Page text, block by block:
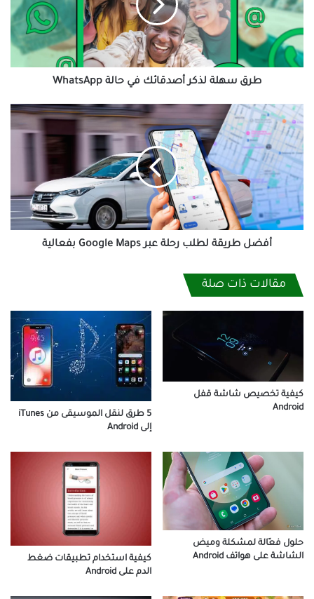
في
WhatsApp
طرق سهلة لذكر أصدقائك في حالة WhatsApp
أفضل
طريقة
لطلب
رحلة
عبر
Google
Maps
بفعالية
أفضل طريقة لطلب رحلة عبر Google Maps بفعالية
مقالات ذات صلة
كيفية تخصيص شاشة قفل
Android
5 طرق لنقل الموسيقى من iTunes
إلى Android
حلول فعّالة لمشكلة وميض
الشاشة على هواتف Android
كيفية استخدام تطبيقات ضغط
الدم على Android